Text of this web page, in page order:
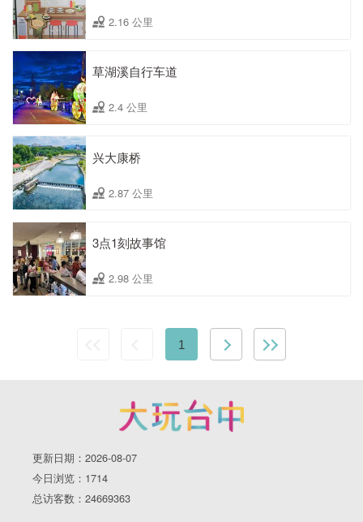
2.16 公里
草湖溪自行车道
2.4 公里
兴大康桥
2.87 公里
3点1刻故事馆
2.98 公里
1
更新日期：2026-08-07
今日浏览：1714
总访客数：24669363